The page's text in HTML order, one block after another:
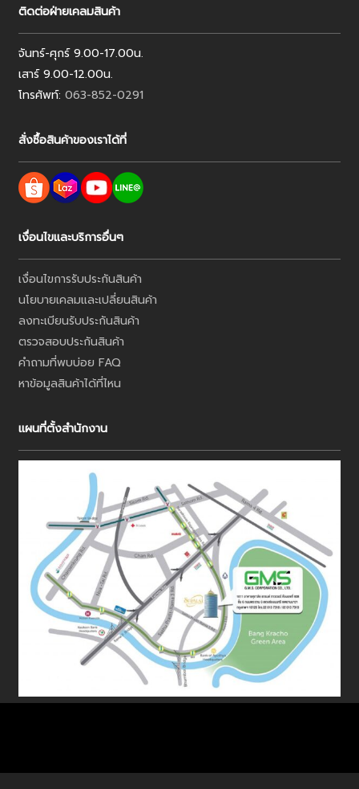
ติดต่อฝ่ายเคลมสินค้า
จันทร์-ศุกร์ 9.00-17.00น.
เสาร์ 9.00-12.00น.
โทรศัพท์: 063-852-0291
สั่งซื้อสินค้าของเราได้ที่
เงื่อนไขและบริการอื่นๆ
เงื่อนไขการรับประกันสินค้า
นโยบายเคลมและเปลี่ยนสินค้า
ลงทะเบียนรับประกันสินค้า
ตรวจสอบประกันสินค้า
คำถามที่พบบ่อย FAQ
หาข้อมูลสินค้าได้ที่ไหน
แผนที่ตั้งสำนักงาน